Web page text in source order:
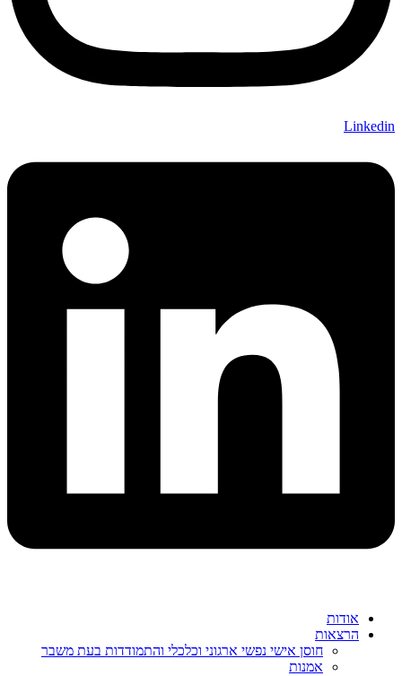
Linkedin
אודות
הרצאות
חוסן אישי נפשי ארגוני וכלכלי והתמודדות בעת משבר
אמנות